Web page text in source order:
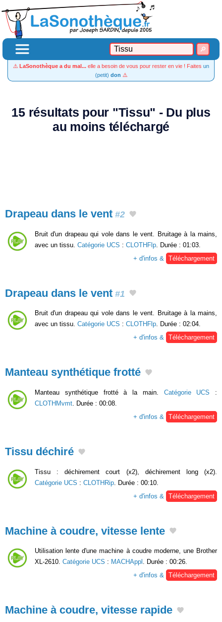
⚠️ LaSonothèque a du mal... elle a besoin de vous pour rester en vie ! Faites un
(petit) don ⚠️
15 résultats pour "Tissu" - Du plus
au moins téléchargé
Drapeau dans le vent #2
Bruit d'un drapeau qui vole dans le vent. Bruitage à la mains,
avec un tissu. Catégorie UCS : CLOTHFlp . Durée : 01:03.
+ d'infos &
Téléchargement
Drapeau dans le vent #1
Bruit d'un drapeau qui vole dans le vent. Bruitage à la mains,
avec un tissu. Catégorie UCS : CLOTHFlp. Durée : 02:04.
+ d'infos & Téléchargement
Manteau synthétique frotté
Manteau synthétique frotté à la main. Catégorie UCS :
CLOTHMvmt . Durée : 00:08.
+ d'infos &
Téléchargement
Tissu déchiré
Tissu : déchirement court (x2), déchirement long (x2).
Catégorie UCS : CLOTHRip . Durée : 00:10.
+ d'infos &
Téléchargement
Machine à coudre, vitesse lente
Utilisation lente d'une machine à coudre moderne, une Brother
XL-2610. Catégorie UCS : MACHAppl . Durée : 00:26.
+ d'infos & Téléchargement
Machine à coudre, vitesse rapide